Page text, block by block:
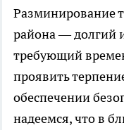
Разминирование
района — долгий
требующий
проявить
обеспечении
надеемся, что в